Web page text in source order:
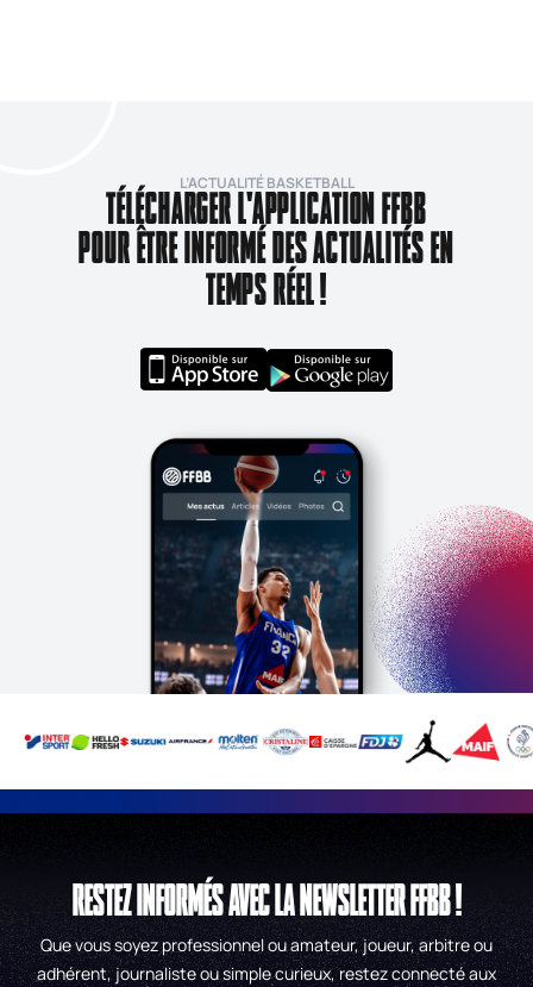
L’ACTUALITÉ BASKETBALL
TÉLÉCHARGER L'APPLICATION FFBB
POUR ÊTRE INFORMÉ DES ACTUALITÉS EN
TEMPS RÉEL !
RESTEZ INFORMÉS AVEC LA NEWSLETTER FFBB !
Que vous soyez professionnel ou amateur, joueur, arbitre ou
adhérent, journaliste ou simple curieux, restez connecté aux